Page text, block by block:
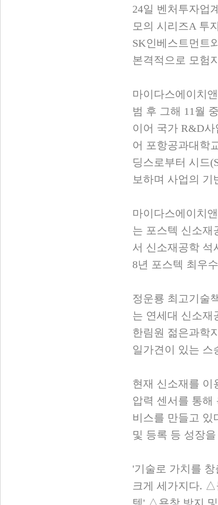
24일 벤처투자업
모의 시리즈A 투
SK인베스트먼트
본격적으로 모험
마이다스에이치
범 후 그해 11월
이어 국가 R&D
어 포항공과대학
딩스로부터 시드
보하며 사업의 기
마이다스에이치
는 포스텍 신소재
서 신소재공학 석
8년 포스텍 최우
정운룡 최고기술
는 연세대 신소재
한림원 젊은과학
일가견이 있는 스
현재 신소재를 이
압력 센서를 통해
비스를 만들고 있
및 등록 등 성장
'기술로 가치를
크게 세가지다. △